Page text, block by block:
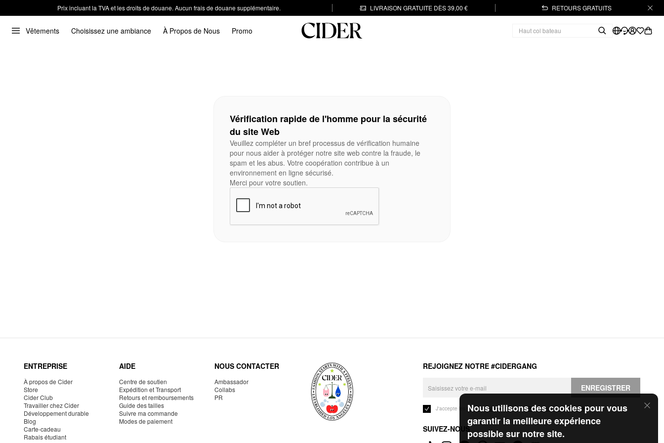
Prix incluant la TVA et les droits de douane. Aucun frais de douane supplémentaire. LIVRAISON GRATUITE DÈS 39,00 € RETOURS GRATUITS
Vêtements Choisissez une ambiance À Propos de Nous Promo
Nous utilisons des cookies pour vous
garantir la meilleure expérience
possible sur notre site.
Vérification rapide de l'homme pour la sécurité
du site Web
Veuillez compléter un bref processus de vérification humaine
pour nous aider à protéger notre site web contre la fraude, le
spam et les abus. Votre coopération contribue à un
environnement en ligne sécurisé.
Merci pour votre soutien.
ENTREPRISE
À propos de Cider
Store
Cider Club
Travailler chez Cider
Développement durable
Blog
Carte-cadeau
Rabais étudiant
AIDE
Centre de soutien
Expédition et Transport
Retours et remboursements
Guide des tailles
Suivre ma commande
Modes de paiement
NOUS CONTACTER
Ambassador
Collabs
PR
REJOIGNEZ NOTRE #CIDERGANG
ENREGISTRER
J'accepte les Conditions généraleset laPolitique de confidentialité.
SUIVEZ-NOUS